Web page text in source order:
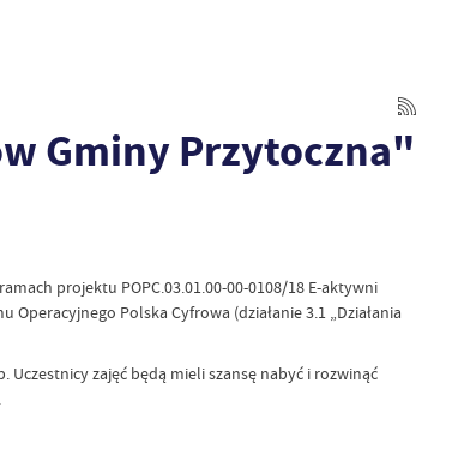
Gminy Przytoczna"
projektu POPC.03.01.00-00-0108/18 E-aktywni
Polska Cyfrowa (działanie 3.1 „Działania
zajęć będą mieli szansę nabyć i rozwinąć